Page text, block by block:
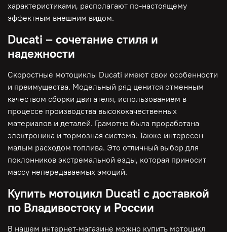
характеристиками, располагают по-настоящему
эффектным внешним видом.
Ducati – сочетание стиля и
надежности
Скоростные мотоциклы Ducati имеют свои особенности
и преимущества. Модельный ряд ценится отменным
качеством сборки двигателя, использованием в
процессе производства высококачественных
материалов и деталей. Грамотно была проработана
электроника и тормозная система. Также интересен
малым расходом топлива. Это отличный выбор для
поклонников экстремальной езды, которая приносит
массу непередаваемых эмоций.
Купить мотоцикл Ducati с доставкой
по Владивостоку и России
В нашем интернет-магазине можно купить мотоцикл